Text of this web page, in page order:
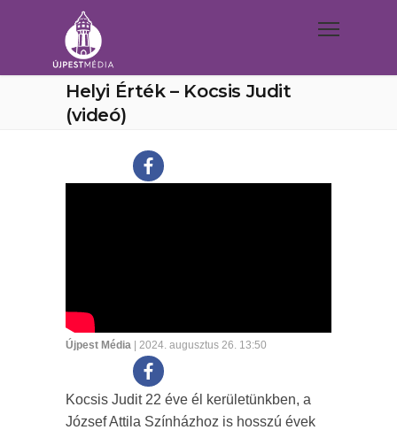
Helyi Érték – Kocsis Judit
(videó)
Újpest Média | 2024. augusztus 26. 13:50
Kocsis Judit 22 éve él kerületünkben, a
József Attila Színházhoz is hosszú évek